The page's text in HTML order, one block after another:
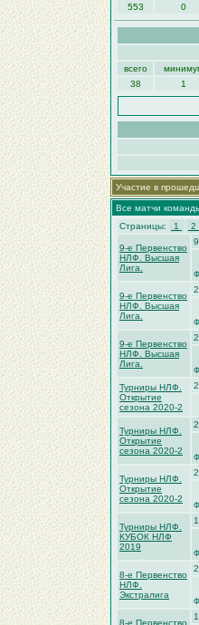
553
0
всего
38
1
Участие в
Все матчи
Страницы:
1 2
9-е Первенство
НЛФ. Высшая
Лига.
9-е Первенство
НЛФ. Высшая
Лига.
9-е Первенство
НЛФ. Высшая
Лига.
Турниры НЛФ.
Открытие
сезона 2020-2
Турниры НЛФ.
Открытие
сезона 2020-2
Турниры НЛФ.
Открытие
сезона 2020-2
Турниры НЛФ.
КУБОК НЛФ
2019
8-е Первенство
НЛФ.
Экстралига
8-е Первенство